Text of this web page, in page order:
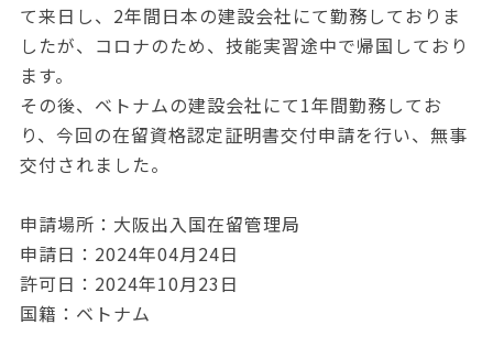
て来日し、2年間日本の建設会社にて勤務しておりま
したが、コロナのため、技能実習途中で帰国しており
ます。
その後、ベトナムの建設会社にて1年間勤務してお
り、今回の在留資格認定証明書交付申請を行い、無事
交付されました。
申請場所：大阪出入国在留管理局
申請日：2024年04月24日
許可日：2024年10月23日
国籍：ベトナム